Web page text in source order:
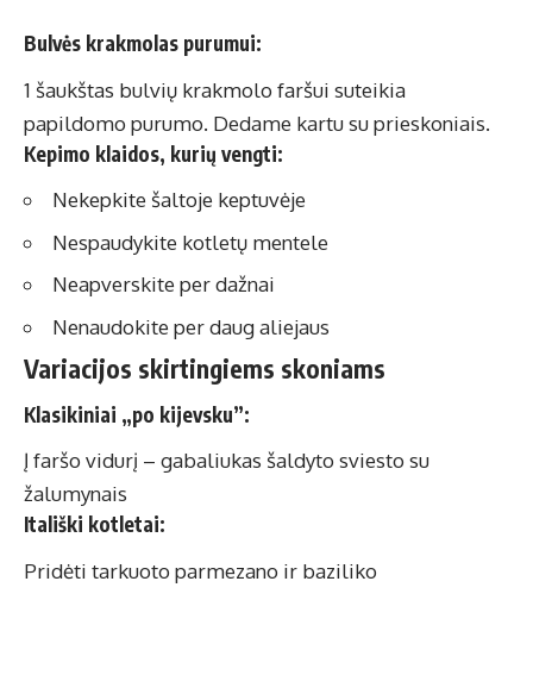
Bulvės krakmolas purumui:
1 šaukštas bulvių krakmolo faršui suteikia
papildomo purumo. Dedame kartu su prieskoniais.
Kepimo klaidos, kurių vengti:
Nekepkite šaltoje keptuvėje
Nespaudykite kotletų mentele
Neapverskite per dažnai
Nenaudokite per daug aliejaus
Variacijos skirtingiems skoniams
Klasikiniai „po kijevsku”:
Į faršo vidurį – gabaliukas šaldyto sviesto su
žalumynais
Itališki kotletai:
Pridėti tarkuoto parmezano ir baziliko